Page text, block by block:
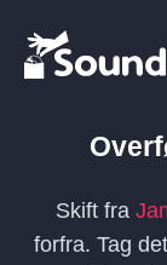
Skift fra
forfra. Tag